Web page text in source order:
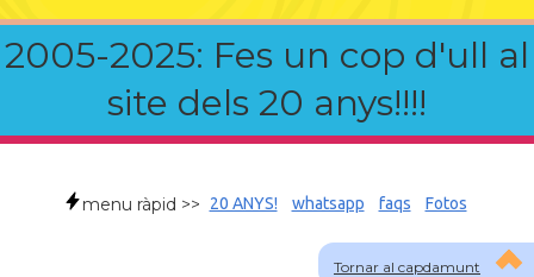
2005-2025: Fes un cop d'ull al
site dels 20 anys!!!!
Tornar al capdamunt
menu ràpid >> 20 ANYS! whatsapp faqs Fotos